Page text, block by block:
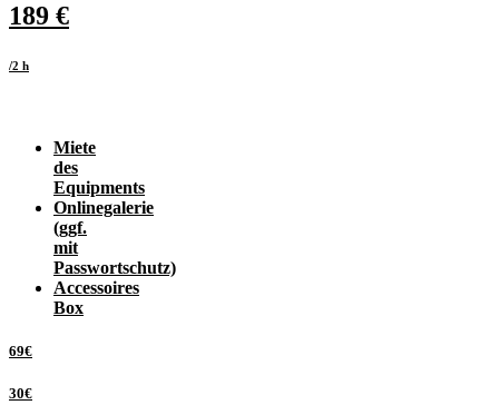
189 €
/2 h
Miete
des
Equipments
Onlinegalerie
(ggf.
mit
Passwortschutz)
Accessoires
Box
69€
30€